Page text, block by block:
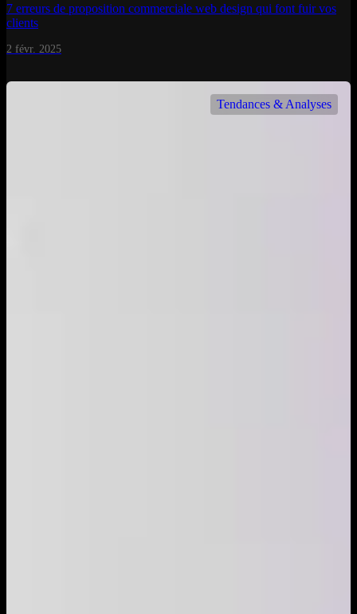
7 erreurs de proposition commerciale web design qui font fuir vos
clients
2 févr. 2025
Tendances & Analyses